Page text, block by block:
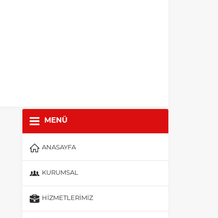
MENÜ
ANASAYFA
KURUMSAL
HIZMETLERIMIZ